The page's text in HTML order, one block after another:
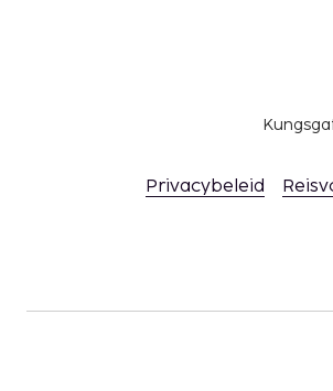
Privacybeleid